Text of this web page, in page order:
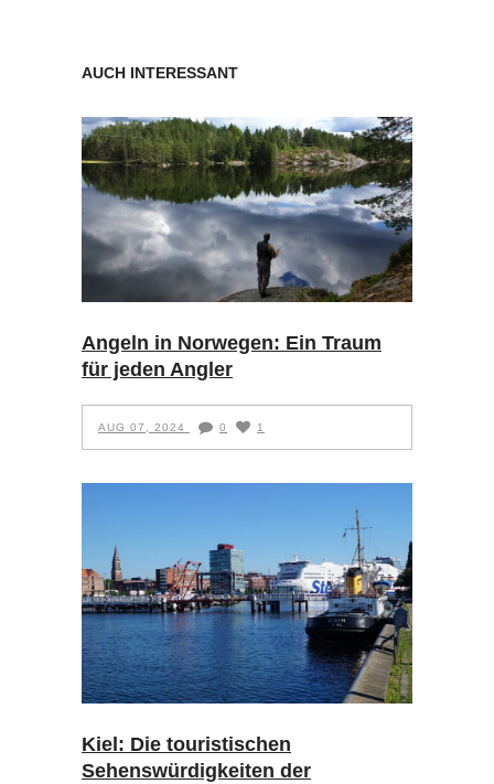
AUCH INTERESSANT
Angeln in Norwegen: Ein Traum
für jeden Angler
AUG 07, 2024 0 1
Kiel: Die touristischen
Sehenswürdigkeiten der